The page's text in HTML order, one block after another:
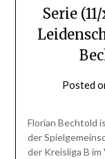
Serie
Posted
Florian Bechtold
der
der Kreisliga B